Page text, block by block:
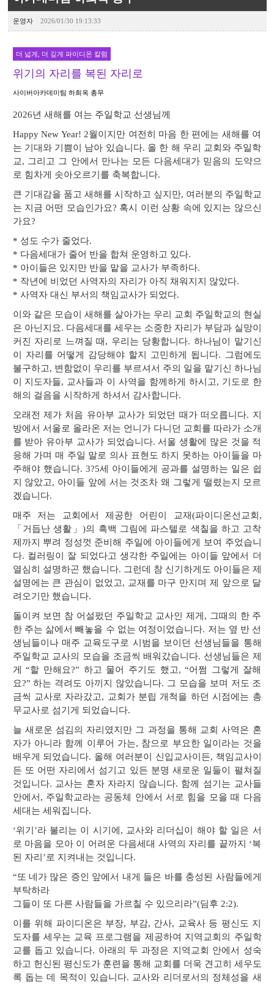
운영자 2026/01/30 19:13:33
더 넓게, 더 깊게 파이디온 칼럼
위기의 자리를 복된 자리로
사이버아카데미팀 하희옥 총무
2026년 새해를 여는 주일학교 선생님께
Happy New Year! 2월이지만 여전히 마음 한 편에는 새해를 여
는 기대와 기쁨이 남아 있습니다. 올 한 해 우리 교회와 주일학
교, 그리고 그 안에서 만나는 모든 다음세대가 믿음의 도약으
로 힘차게 솟아오르기를 축복합니다.
큰 기대감을 품고 새해를 시작하고 싶지만, 여러분의 주일학교
는 지금 어떤 모습인가요? 혹시 이런 상황 속에 있지는 않으신
가요?
* 성도 수가 줄었다.
* 다음세대가 줄어 반을 합쳐 운영하고 있다.
* 아이들은 있지만 반을 맡을 교사가 부족하다.
* 작년에 비었던 사역자의 자리가 아직 채워지지 않았다.
* 사역자 대신 부서의 책임교사가 되었다.
이와 같은 모습이 새해를 살아가는 우리 교회 주일학교의 현실
은 아닌지요. 다음세대를 세우는 소중한 자리가 부담과 실망이
커진 자리로 느껴질 때, 우리는 당황합니다. 하나님이 맡기신
이 자리를 어떻게 감당해야 할지 고민하게 됩니다. 그럼에도
불구하고, 변함없이 우리를 부르셔서 주의 일을 맡기신 하나님
이 지도자들, 교사들과 이 사역을 함께하게 하시고, 기도로 한
해의 걸음을 시작하게 하셔서 감사합니다.
오래전 제가 처음 유아부 교사가 되었던 때가 떠오릅니다. 지
방에서 서울로 올라온 저는 언니가 다니던 교회를 따라가 소개
를 받아 유아부 교사가 되었습니다. 서울 생활에 많은 것을 적
응해 가며 매 주일 말로 의사 표현도 하지 못하는 아이들을 마
주해야 했습니다. 3?5세 아이들에게 공과를 설명하는 일은 쉽
지 않았고, 아이들 앞에 서는 것조차 왜 그렇게 떨렸는지 모르
겠습니다.
매주 저는 교회에서 제공한 어린이 교재(파이디온선교회,
「거듭난 생활」)의 흑백 그림에 파스텔로 색칠을 하고 고착
제까지 뿌려 정성껏 준비해 주일에 아이들에게 보여 주었습니
다. 컬러링이 잘 되었다고 생각한 주일에는 아이들 앞에서 더
열심히 설명하곤 했습니다. 그런데 참 신기하게도 아이들은 제
설명에는 큰 관심이 없었고, 교재를 마구 만지며 제 앞으로 달
려오기만 했습니다.
돌이켜 보면 참 어설펐던 주일학교 교사인 제게, 그때의 한 주
한 주는 삶에서 빼놓을 수 없는 여정이었습니다. 저는 옆 반 선
생님들이나 매주 교육도구로 시범을 보이던 선생님들을 통해
주일학교 교사의 모습을 조금씩 배워갔습니다. 선생님들은 제
게 “할 만해요?” 하고 물어 주기도 했고, “어쩜 그렇게 잘해
요?” 하는 격려도 아끼지 않았습니다. 그 모습을 보며 저도 조
금씩 교사로 자라갔고, 교회가 분립 개척을 하던 시점에는 총
무교사로 섬기게 되었습니다.
늘 새로운 섬김의 자리였지만 그 과정을 통해 교회 사역은 혼
자가 아니라 함께 이루어 가는, 참으로 부요한 일이라는 것을
배우게 되었습니다. 올해 여러분이 신입교사이든, 책임교사이
든 또 어떤 자리에서 섬기고 있든 분명 새로운 일들이 펼쳐질
것입니다. 교사는 혼자 자라지 않습니다. 함께 섬기는 교사들
안에서, 주일학교라는 공동체 안에서 서로 힘을 모을 때 다음
세대는 세워집니다.
‘위기’라 불리는 이 시기에, 교사와 리더십이 해야 할 일은 서
로 마음을 모아 이 어려운 다음세대 사역의 자리를 끝까지 ‘복
된 자리’로 지켜내는 것입니다.
“또 네가 많은 증인 앞에서 내게 들은 바를 충성된 사람들에게
부탁하라
그들이 또 다른 사람들을 가르칠 수 있으리라”(딤후 2:2).
이를 위해 파이디온은 부장, 부감, 간사, 교육사 등 평신도 지
도자를 세우는 교육 프로그램을 제공하여 지역교회의 주일학
교를 돕고 있습니다. 아래의 두 과정은 지역교회 안에서 성숙
하고 헌신된 평신도가 훈련을 통해 교회를 더욱 견고히 세우도
록 돕는 데 목적이 있습니다. 교사와 리더로서의 정체성을 새